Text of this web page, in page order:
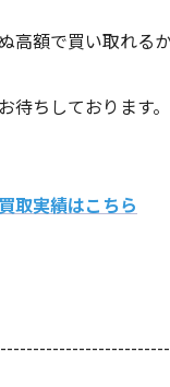
高額で買い取れる
待ちしております。
取実績はこちら